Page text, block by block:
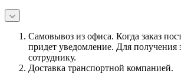
Самовывоз из офиса. Когда заказ
придет уведомление. Для получения
сотруднику.
Доставка транспортной компанией.